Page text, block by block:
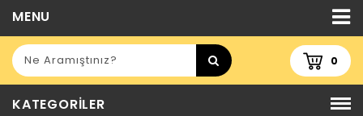
MENU
0
KATEGORILER